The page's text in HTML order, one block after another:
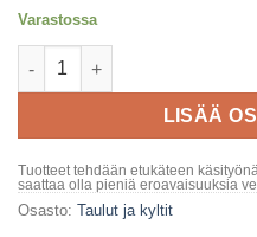
Varastossa
Motorcycling BSA ja työkalut
LISÄÄ
Tuotteet tehdään etukäteen
saattaa olla pieniä eroavaisuuksia
Osasto: Taulut ja kyltit